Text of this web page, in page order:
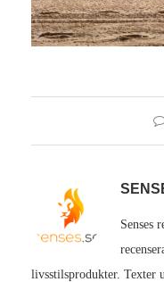
Senses
livsstilsprodukter. Texter